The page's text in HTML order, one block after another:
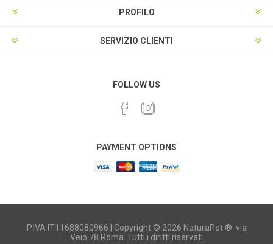
PROFILO
SERVIZIO CLIENTI
FOLLOW US
PAYMENT OPTIONS
P.IVA IT11688080966 | Copyright © 2026 NaturaPet ®. via
Veio 78 Roma. Tutti i diritti riservati